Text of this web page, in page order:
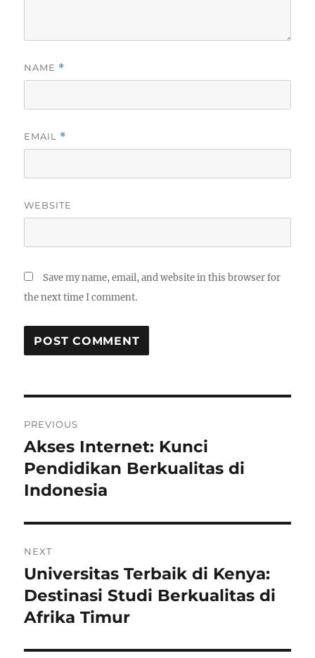
NAME *
EMAIL *
WEBSITE
Save my name, email, and website in this browser for
the next time I comment.
navigation
PREVIOUS
Previous
post:
Akses Internet: Kunci
Pendidikan Berkualitas di
Indonesia
NEXT
Next
post:
Universitas Terbaik di Kenya:
Destinasi Studi Berkualitas di
Afrika Timur